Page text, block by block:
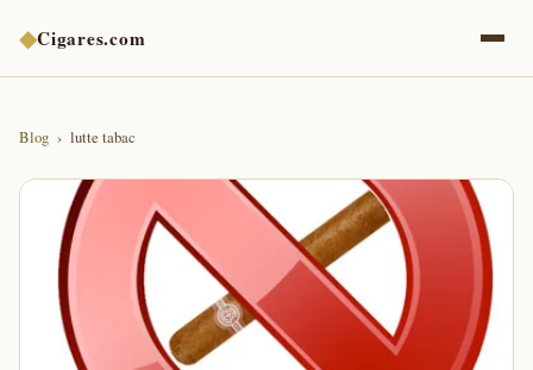
◆Cigares.com
Blog lutte tabac